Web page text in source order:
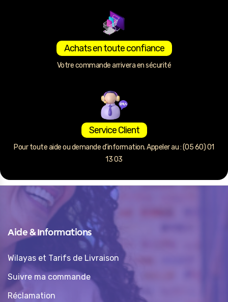
Achats en toute confiance
Votre commande arrivera en sécurité
Service Client
Pour toute aide ou demande d’information. Appeler au : (05 60) 01
13 03
Aide & Informations
Wilayas et Tarifs de Livraison
Suivre ma commande
Réclamation